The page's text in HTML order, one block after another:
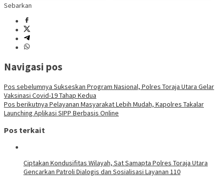
Sebarkan
Navigasi pos
Pos sebelumnya Sukseskan Program Nasional, Polres Toraja Utara Gelar
Vaksinasi Covid-19 Tahap Kedua
Pos berikutnya Pelayanan Masyarakat Lebih Mudah, Kapolres Takalar
Launching Aplikasi SIPP Berbasis Online
Pos terkait
Ciptakan Kondusifitas Wilayah, Sat Samapta Polres Toraja Utara
Gencarkan Patroli Dialogis dan Sosialisasi Layanan 110